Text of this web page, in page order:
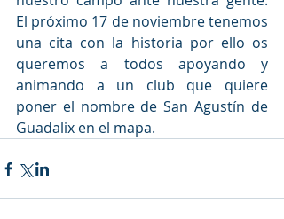
El próximo 17 de noviembre tenemos
una cita con la historia por ello os
queremos a todos apoyando y
animando a un club que quiere
poner el nombre de San Agustín de
Guadalix en el mapa.